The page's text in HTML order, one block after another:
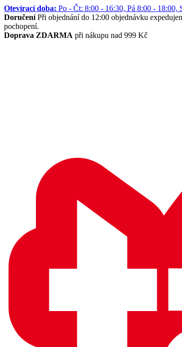
Otevírací doba: Po - Čt: 8:00 - 16:30, Pá 8:00 -
DoručeníPři objednání do 12:00 objednávku
pochopení.
Doprava ZDARMA při nákupu nad 999 Kč